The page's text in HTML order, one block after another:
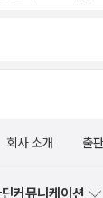
를 위해 손을
힘을 기르는
쩌면 서로를 위
회사 소개 출
커뮤니케이션